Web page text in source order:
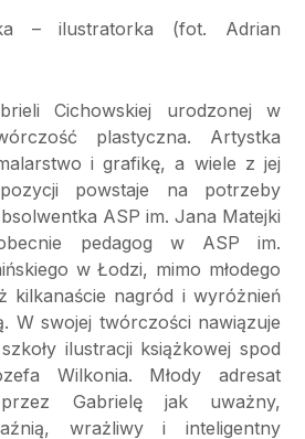
– ilustratorka (fot. Adrian
Cichowskiej urodzonej w
plastyczna. Artystka
i grafikę, a wiele z jej
powstaje na potrzeby
ASP im. Jana Matejki
pedagog w ASP im.
w Łodzi, mimo młodego
kilkanaście nagród i wyróżnień
W swojej twórczości nawiązuje
ilustracji książkowej spod
Wilkonia. Młody adresat
Gabrielę jak uważny,
wrażliwy i inteligentny